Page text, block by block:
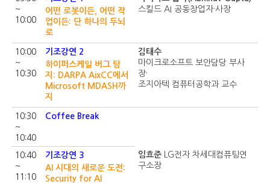
~
10:00
어떤 로봇이든, 어떤 작
업이든: 단 하나의 두뇌
로
스킬드 AI 공동창업자·사장
10:00
~
10:30
기조강연 2
하이퍼스케일 버그 탐
지: DARPA AixCC에서
Microsoft MDASH까
지
김태수
마이크로소프트 보안담당 부사
장·
조지아텍 컴퓨터공학과 교수
10:30
~
10:40
Coffee Break
10:40
~
11:10
기조강연 3
AI 시대의 새로운 도전:
Security for AI
임효준 LG전자 차세대컴퓨팅연
구소장